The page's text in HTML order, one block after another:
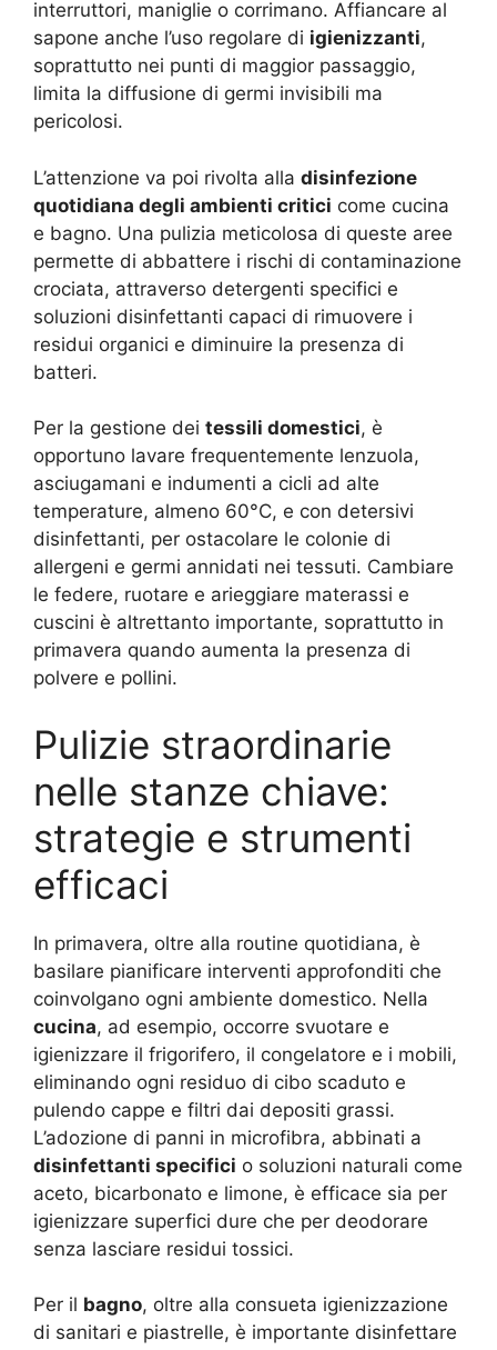
interruttori, maniglie o corrimano. Affiancare al
sapone anche l’uso regolare di igienizzanti,
soprattutto nei punti di maggior passaggio,
limita la diffusione di germi invisibili ma
pericolosi.
L’attenzione va poi rivolta alla disinfezione
quotidiana degli ambienti critici come cucina
e bagno. Una pulizia meticolosa di queste aree
permette di abbattere i rischi di contaminazione
crociata, attraverso detergenti specifici e
soluzioni disinfettanti capaci di rimuovere i
residui organici e diminuire la presenza di
batteri.
Per la gestione dei tessili domestici, è
opportuno lavare frequentemente lenzuola,
asciugamani e indumenti a cicli ad alte
temperature, almeno 60°C, e con detersivi
disinfettanti, per ostacolare le colonie di
allergeni e germi annidati nei tessuti. Cambiare
le federe, ruotare e arieggiare materassi e
cuscini è altrettanto importante, soprattutto in
primavera quando aumenta la presenza di
polvere e pollini.
Pulizie straordinarie
nelle stanze chiave:
strategie e strumenti
efficaci
In primavera, oltre alla routine quotidiana, è
basilare pianificare interventi approfonditi che
coinvolgano ogni ambiente domestico. Nella
cucina, ad esempio, occorre svuotare e
igienizzare il frigorifero, il congelatore e i mobili,
eliminando ogni residuo di cibo scaduto e
pulendo cappe e filtri dai depositi grassi.
L’adozione di panni in microfibra, abbinati a
disinfettanti specifici o soluzioni naturali come
aceto, bicarbonato e limone, è efficace sia per
igienizzare superfici dure che per deodorare
senza lasciare residui tossici.
Per il bagno, oltre alla consueta igienizzazione
di sanitari e piastrelle, è importante disinfettare